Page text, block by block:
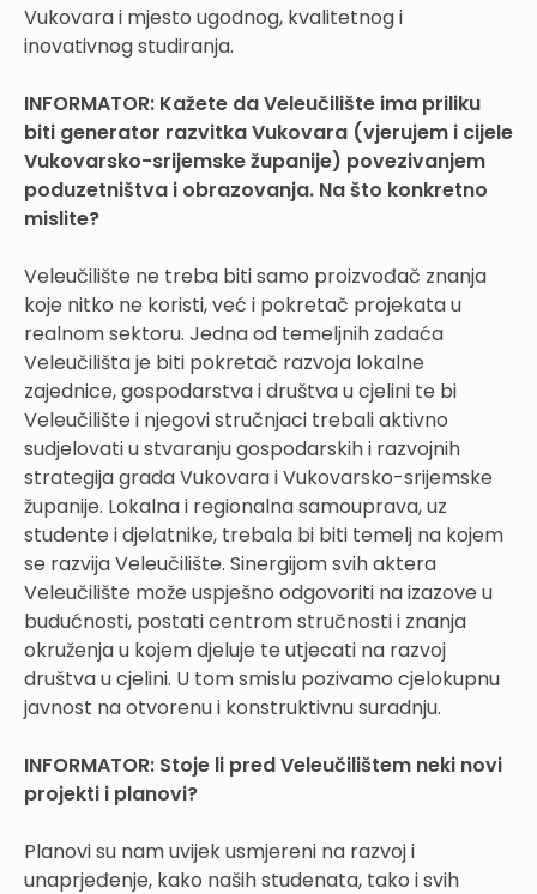
Vukovara i mjesto ugodnog, kvalitetnog i
inovativnog studiranja.
INFORMATOR: Kažete da Veleučilište ima priliku
biti generator razvitka Vukovara (vjerujem i cijele
Vukovarsko-srijemske županije) povezivanjem
poduzetništva i obrazovanja. Na što konkretno
mislite?
Veleučilište ne treba biti samo proizvođač znanja
koje nitko ne koristi, već i pokretač projekata u
realnom sektoru. Jedna od temeljnih zadaća
Veleučilišta je biti pokretač razvoja lokalne
zajednice, gospodarstva i društva u cjelini te bi
Veleučilište i njegovi stručnjaci trebali aktivno
sudjelovati u stvaranju gospodarskih i razvojnih
strategija grada Vukovara i Vukovarsko-srijemske
županije. Lokalna i regionalna samouprava, uz
studente i djelatnike, trebala bi biti temelj na kojem
se razvija Veleučilište. Sinergijom svih aktera
Veleučilište može uspješno odgovoriti na izazove u
budućnosti, postati centrom stručnosti i znanja
okruženja u kojem djeluje te utjecati na razvoj
društva u cjelini. U tom smislu pozivamo cjelokupnu
javnost na otvorenu i konstruktivnu suradnju.
INFORMATOR: Stoje li pred Veleučilištem neki novi
projekti i planovi?
Planovi su nam uvijek usmjereni na razvoj i
unaprjeđenje, kako naših studenata, tako i svih